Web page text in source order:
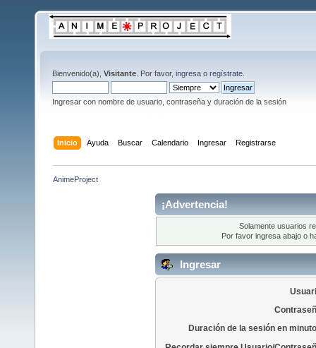
Bienvenido(a), Visitante . Por favor, ingresa o regístrate
Ingresar con nombre de usuario, contraseña y duración de la sesión
Inicio Ayuda Buscar Calendario Ingresar Registrarse
AnimeProject
¡Advertencia!
Solamente usuarios
Por favor ingresa abajo o
Ingresar
Duración de la sesión en